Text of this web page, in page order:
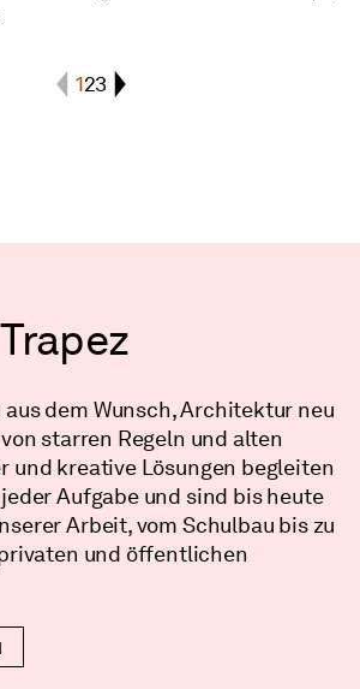
seite
1seite
2seite
3
dem Wunsch, Architektur neu
starren Regeln und alten
und kreative Lösungen begleiten
Aufgabe und sind bis heute
Arbeit, vom Schulbau bis zu
und öffentlichen